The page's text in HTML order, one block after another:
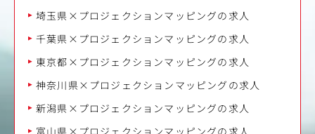
埼玉県×プロジェクションマッピングの求人
千葉県×プロジェクションマッピングの求人
東京都×プロジェクションマッピングの求人
神奈川県×プロジェクションマッピングの求人
新潟県×プロジェクションマッピングの求人
富山県×プロジェクションマッピングの求人